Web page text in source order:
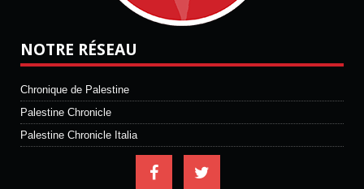
NOTRE RÉSEAU
Chronique de Palestine
Palestine Chronicle
Palestine Chronicle Italia